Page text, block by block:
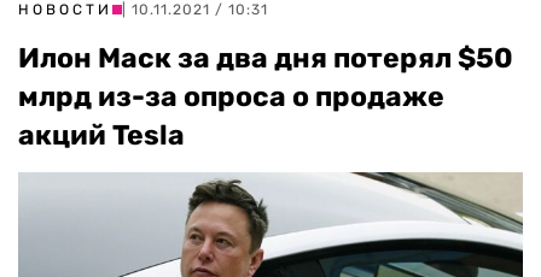
НОВОСТИ | 10.11.2021 / 10:31
Илон Маск за два дня потерял $50
млрд из-за опроса о продаже
акций Tesla